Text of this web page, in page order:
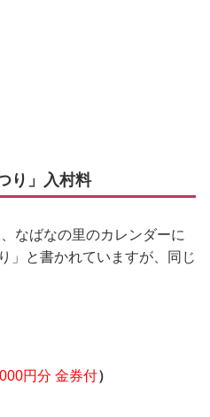
り」入村料
なばなの里のカレンダーに
」と書かれていますが、同じ
円分 金券付）